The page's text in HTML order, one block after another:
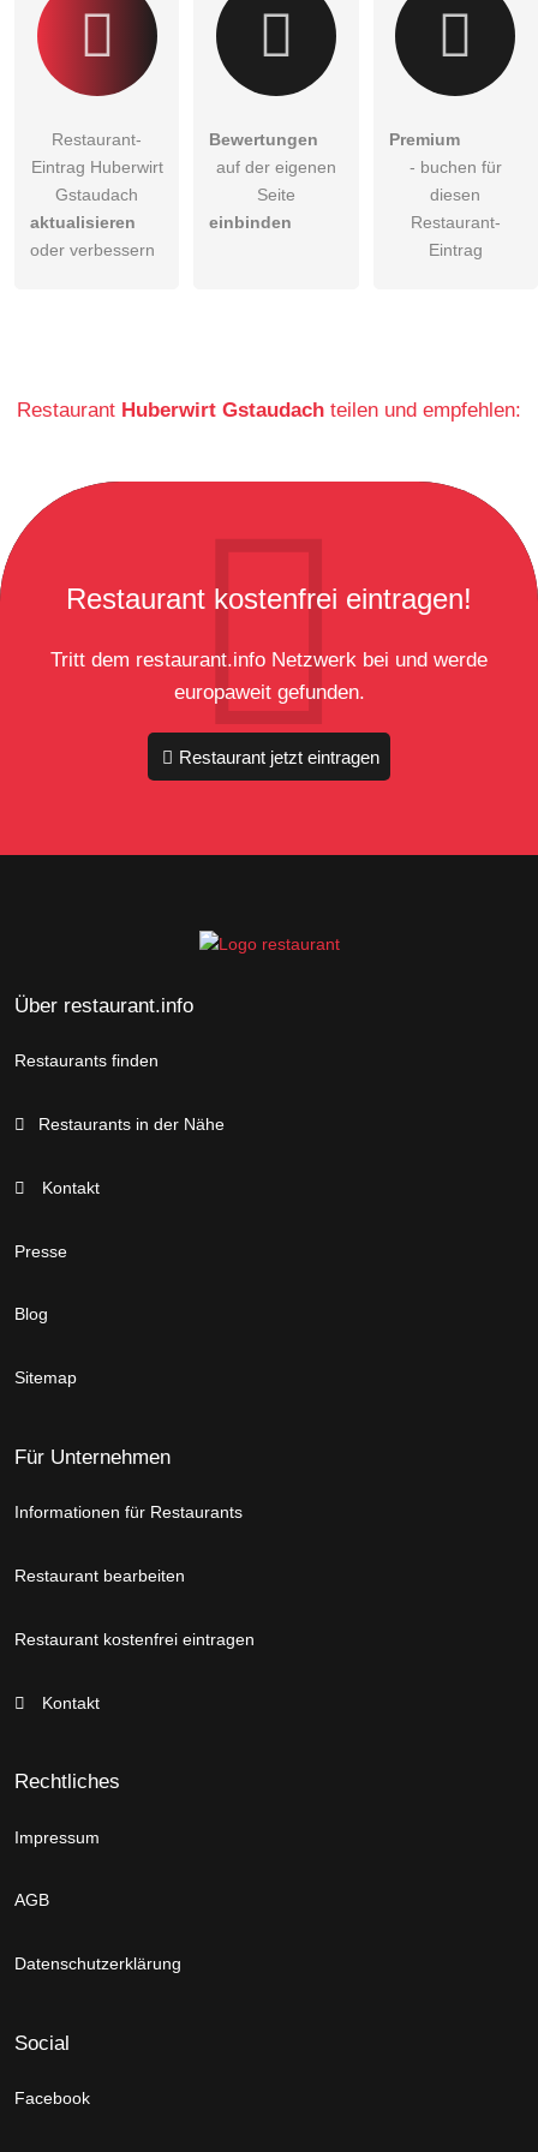
Restaurant-
Eintrag Huberwirt
Gstaudach
aktualisieren
oder verbessern
Bewertungen
auf der eigenen
Seite
einbinden
Premium
- buchen für
diesen
Restaurant-
Eintrag
Restaurant Huberwirt Gstaudach teilen und empfehlen:
Restaurant kostenfrei eintragen!
Tritt dem restaurant.info Netzwerk bei und werde
europaweit gefunden.
Restaurant jetzt eintragen
Über restaurant.info
Restaurants finden
Restaurants in der Nähe
Kontakt
Presse
Blog
Sitemap
Für Unternehmen
Informationen für Restaurants
Restaurant bearbeiten
Restaurant kostenfrei eintragen
Kontakt
Rechtliches
Impressum
AGB
Datenschutzerklärung
Social
Facebook